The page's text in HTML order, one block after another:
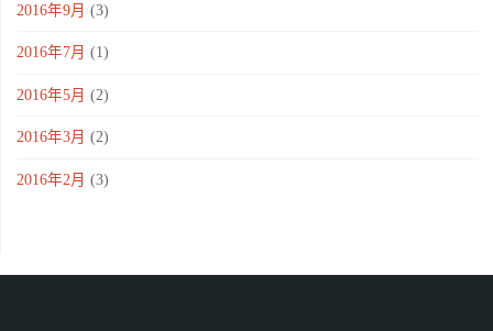
2016年9月 (3)
2016年7月 (1)
2016年5月 (2)
2016年3月 (2)
2016年2月 (3)